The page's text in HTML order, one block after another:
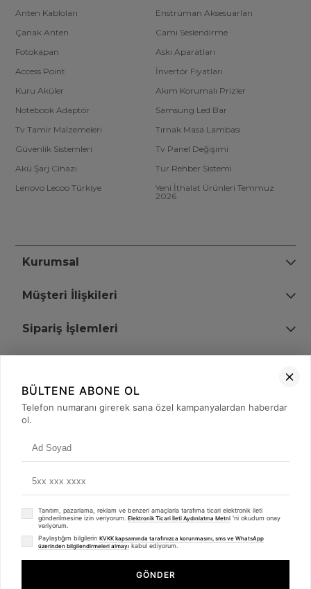
Anten Kabloları
Enstrüman Aksesuarları
Çanak Anten
Cami Seslendirme
Fotokapan
Askı Aparatları
Access Point
İnvertör Fiyatları
Kuru Aküler
Akım Korumalı Prizler
Notebook Adaptör
Samsung Led Bar
Tv Tamir Malzemeleri
Tırnak Masa Lambası
Güvenlik Sistemleri
Tv Panel Değişimi
Akü Şarj Cihazı
Tur Rehber Sistemi
Lenovo Lecoo Türkiye
Yeni İthalat Ürünleri Temmuz
2026
Kurumsal
Müşteri İlişkileri
Sipariş İşlemleri
+90 (850) 473 08 08
© 2008 - 2026merterelektronik.com
- Tüm Hakları Saklıdır. Kredi kartı bilgileriniz 256bit SSL sertifikası ile
Whatsapp
BÜLTENE ABONE OL
Telefon numaranı girerek sana özel kampanyalardan haberdar
ol.
Tanıtım, pazarlama, reklam ve benzeri amaçlarla tarafıma ticari elektronik ileti
gönderilmesine izin veriyorum. Elektronik Ticari İleti Aydınlatma Metni 'ni okudum onay
veriyorum.
Paylaştığım bilgilerin KVKK kapsamında tarafınızca korunmasını, sms ve WhatsApp
üzerinden bilgilendirmeleri almayı kabul ediyorum.
GÖNDER